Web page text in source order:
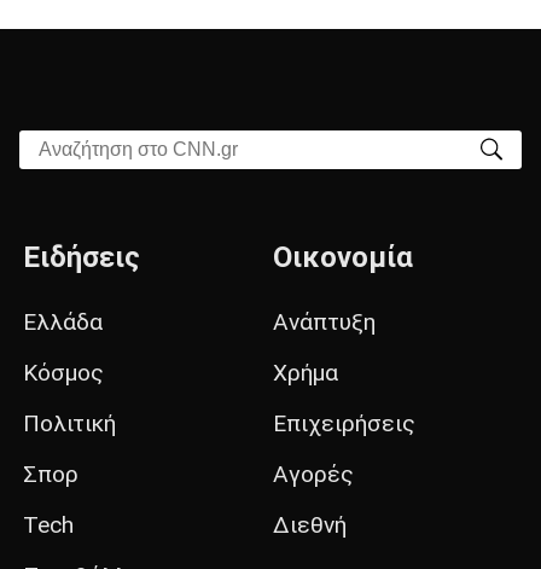
Αναζήτηση στο CNN.gr
Ειδήσεις
Ελλάδα
Κόσμος
Πολιτική
Σπορ
Tech
Οικονομία
Ανάπτυξη
Χρήμα
Επιχειρήσεις
Αγορές
Διεθνή